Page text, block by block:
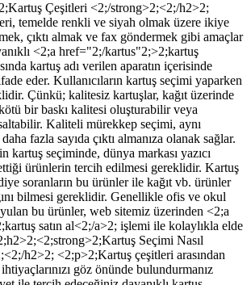
Çeşitleri <2;/strong>2;<2;/h2>2;
temelde renkli ve siyah olmak üzere ikiye
çıktı almak ve fax göndermek gibi amaçlar
<2;a href="2;/kartus"2;>2;kartuş
kartuş adı verilen aparatın içerisinde
eder. Kullanıcıların kartuş seçimi yaparken
Çünkü; kalitesiz kartuşlar, kağıt üzerinde
bir baskı kalitesi oluşturabilir veya
Kaliteli mürekkep seçimi, aynı
fazla sayıda çıktı almanıza olanak sağlar.
kartuş seçiminde, dünya markası yazıcı
ürünlerin tercih edilmesi gereklidir. Kartuş
soranların bu ürünler ile kağıt vb. ürünler
bilmesi gereklidir. Genellikle ofis ve okul
bu ürünler, web sitemiz üzerinden <2;a
satın al<2;/a>2; işlemi ile kolaylıkla elde
Seçimi Nasıl
h2>2; <2;p>2;Kartuş çeşitleri arasından
göz önünde bulundurmanız